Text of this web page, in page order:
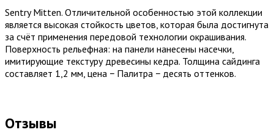
Sentry Mitten. Отличительной особенностью этой коллекции
является высокая стойкость цветов, которая была достигнута
за счёт применения передовой технологии окрашивания.
Поверхность рельефная: на панели нанесены насечки,
имитирующие текстуру древесины кедра. Толщина сайдинга
составляет 1,2 мм, цена − Палитра − десять оттенков.
Отзывы